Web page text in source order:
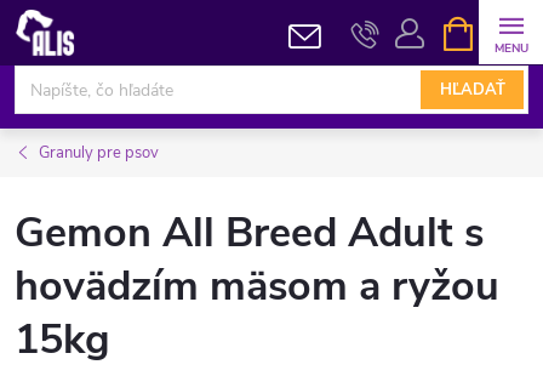
Prejsť
obsah
HĽADAŤ
KOŠÍK
Granuly pre psov
Gemon All Breed Adult s
hovädzím mäsom a ryžou
15kg